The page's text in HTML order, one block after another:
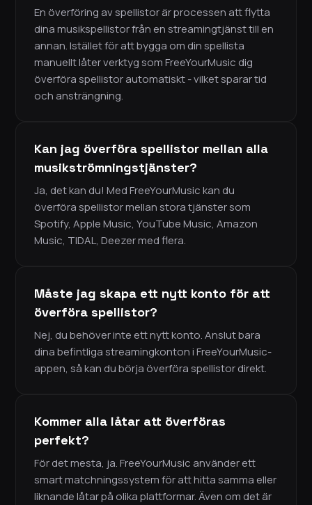
En överföring av spellistor är processen att flytta
dina musikspellistor från en streamingtjänst till en
annan. Istället för att bygga om din spellista
manuellt låter verktyg som FreeYourMusic dig
överföra spellistor automatiskt - vilket sparar tid
och ansträngning.
Kan jag överföra spellistor mellan alla
musikströmningstjänster?
Ja, det kan du! Med FreeYourMusic kan du
överföra spellistor mellan stora tjänster som
Spotify, Apple Music, YouTube Music, Amazon
Music, TIDAL, Deezer med flera.
Måste jag skapa ett nytt konto för att
överföra spellistor?
Nej, du behöver inte ett nytt konto. Anslut bara
dina befintliga streamingkonton i FreeYourMusic-
appen, så kan du börja överföra spellistor direkt.
Kommer alla låtar att överföras
perfekt?
För det mesta, ja. FreeYourMusic använder ett
smart matchningssystem för att hitta samma eller
liknande låtar på olika plattformar. Även om det är